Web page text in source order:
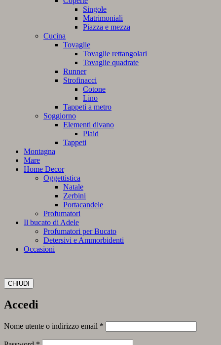
Singole
Matrimoniali
Piazza e mezza
Cucina
Tovaglie
Tovaglie rettangolari
Tovaglie quadrate
Runner
Strofinacci
Cotone
Lino
Tappeti a metro
Soggiorno
Elementi divano
Plaid
Tappeti
Montagna
Mare
Home Decor
Oggettistica
Natale
Zerbini
Portacandele
Profumatori
Il bucato di Adele
Profumatori per Bucato
Detersivi e Ammorbidenti
Occasioni
CHIUDI
Accedi
Nome utente o indirizzo email *